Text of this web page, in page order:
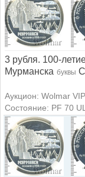
3 рубля. 100-
Мурманска буквы
Аукцион: Wolmar VIP
Состояние: PF 70